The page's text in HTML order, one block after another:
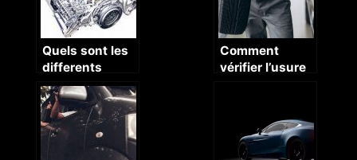
Quels sont les
differents
types de
moteurs et que
faut-il savoir
sur ces
moteurs ?
Comment
vérifier l’usure